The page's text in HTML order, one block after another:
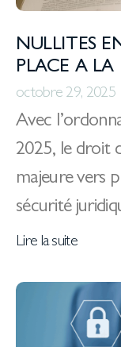
NULLITES
PLACE A
octobre 29, 2025
Avec
2025, le droit
majeure vers
sécurité
Lire la suite